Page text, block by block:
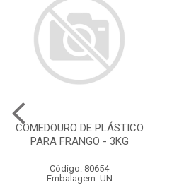
COMEDOURO DE PLÁSTICO
PARA FRANGO - 3KG
Código: 80654
Embalagem: UN